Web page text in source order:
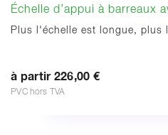
Échelle d’appui à barreaux
Plus l'échelle est longue, plus
à partir 226,00 €
PVC hors TVA